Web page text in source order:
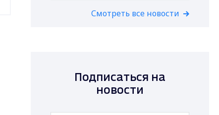
Смотреть все новости
Подписаться на
новости